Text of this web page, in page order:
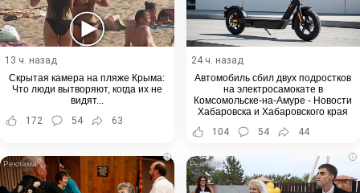
13 ч. назад
Скрытая камера на пляже Крыма:
Что люди вытворяют, когда их не
видят...
172
54 63
24 ч. назад
Автомобиль сбил двух подростков
на электросамокате в
Комсомольске-на-Амуре - Новости
Хабаровска и Хабаровского края
104
54 44
i i